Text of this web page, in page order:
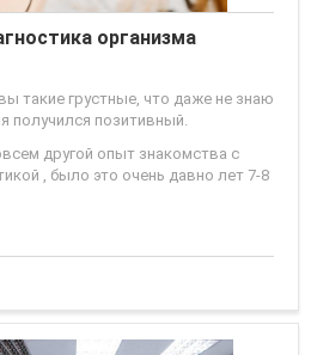
организма
такие грустные, что даже не знаю
получился позитивный.
другой опыт знакомства с
, было это очень давно лет 7-8